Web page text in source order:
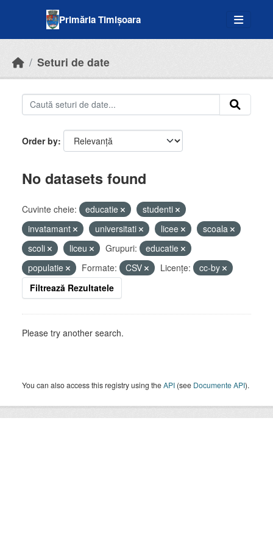
Primăria Timișoara
Seturi de date
Order by
No datasets found
Cuvinte cheie: educatie
studenti
invatamant
universitati licee
scoala
scoli
liceu Grupuri:
educatie
populatie
Formate: CSV Licenţe:
cc-by
Filtrează Rezultatele
Please try another search.
You can also access this registry using theAPI (see Documente API).